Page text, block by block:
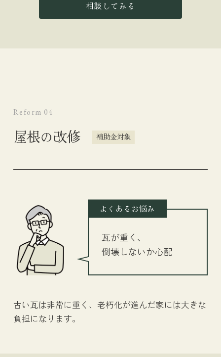
相談してみる
Reform 04
屋根の改修 補助金対象
よくあるお悩み
瓦が重く、
倒壊しないか心配
古い瓦は非常に重く、老朽化が進んだ家には大きな
負担になります。